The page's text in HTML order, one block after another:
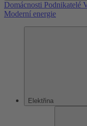
Domácnosti Podnikatelé
Moderní energie
Elektřina